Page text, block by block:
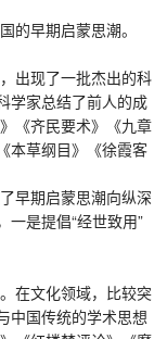
早期启蒙思潮。
现了一批杰出的科
学家总结了前人的成
《齐民要术》《九章
本草纲目》《徐霞客
期启蒙思潮向纵深
一是提倡“经世致用”
文化领域，比较突
中国传统的学术思想